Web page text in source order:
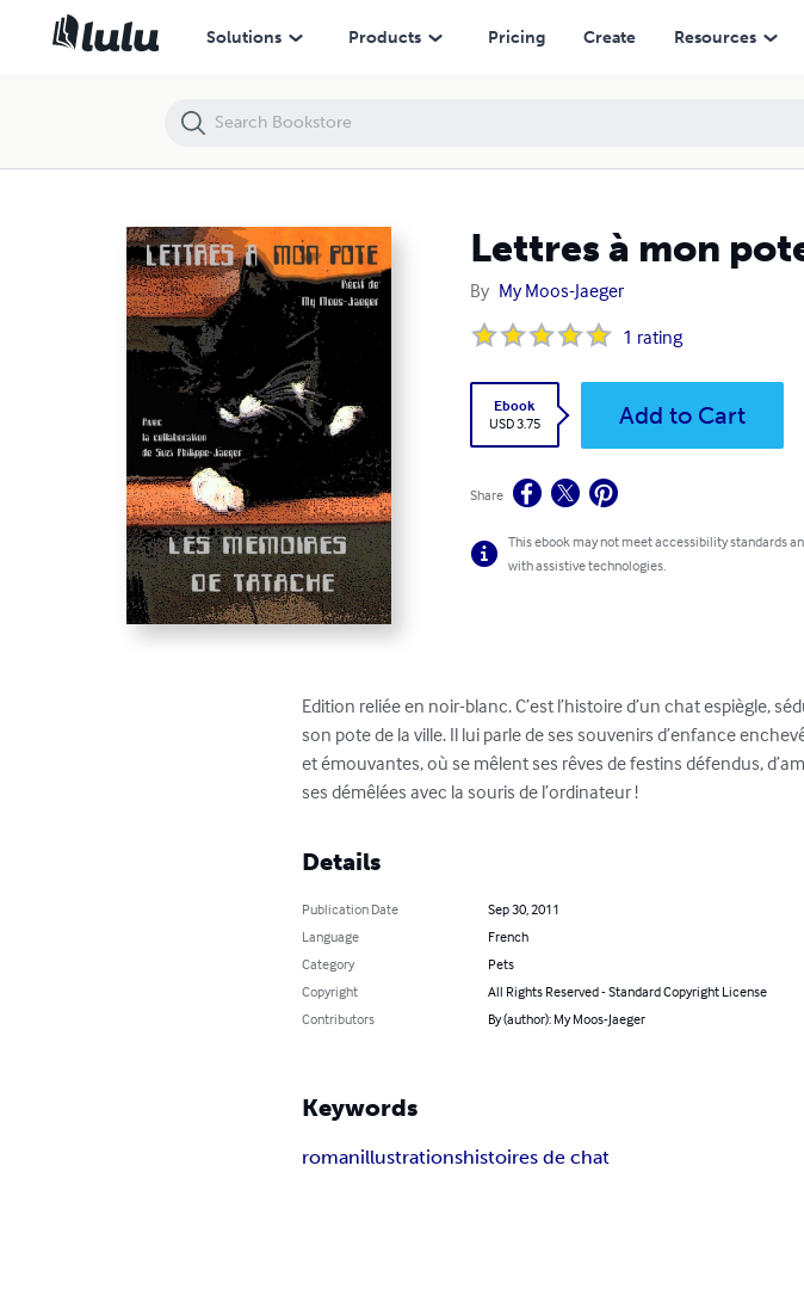
Solutions Products Pricing Create Resources
Lettres à mon
By My Moos-Jaeger
1 rating
Ebook
USD 3.75
Add to Cart
Share
This ebook may not meet accessibility standards
with assistive technologies.
Edition reliée en noir-blanc. C’est l’histoire d’un chat espiègle,
son pote de la ville. Il lui parle de ses souvenirs d’enfance
et émouvantes, où se mêlent ses rêves de festins défendus,
ses démêlées avec la souris de l’ordinateur !
Details
Publication Date
Sep 30, 2011
Language
French
Category
Pets
Copyright
All Rights Reserved - Standard Copyright License
Contributors
By (author): My Moos-Jaeger
Keywords
romanillustrationshistoires de chat
Lettres à mon pote - Les mémoires de Tatache NB